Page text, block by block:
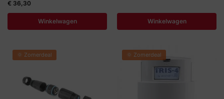
€ 36,30
Winkelwagen Winkelwagen
🌞 Zomerdeal 🌞 Zomerdeal